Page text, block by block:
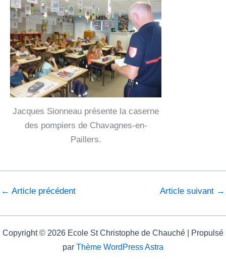
Jacques Sionneau présente la caserne
des pompiers de Chavagnes-en-
Paillers.
← Article précédent Article suivant →
Copyright © 2026 Ecole St Christophe de Chauché | Propulsé
par Thème WordPress Astra